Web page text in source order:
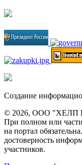
Создание
© 2026, ООО "ХЕЛП
При полном или
на портал
достоверность
участников.